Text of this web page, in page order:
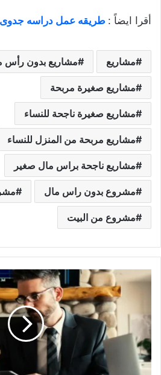
أقرا ايضاً : طريقه عمل دراسه
مشاريع مشاريع بدون رأس
مشاريع صغيرة مربحة
مشاريع صغيرة ناجحة للنساء
مشاريع مربحة من المنزل للنساء
مشاريع ناجحة براس مال صغير
مشروع بدون راس مال
مشروع من البيت
طريقة
جدوى
مشروع
ناجحة
خطوة
بخطوة